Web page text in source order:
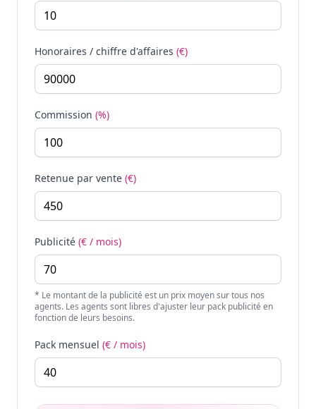
Honoraires / chiffre d'affaires (€)
Commission (%)
Retenue par vente (€)
Publicité (€ / mois)
* Le montant de la publicité est un prix moyen sur tous nos
agents. Les agents sont libres d'ajuster leur pack publicité en
fonction de leurs besoins.
Pack mensuel (€ / mois)